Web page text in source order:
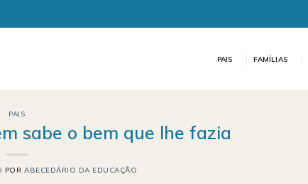
PAIS FAMÍLIAS
PAIS
sabe o bem que lhe fazia
PORABECEDÁRIO DA EDUCAÇÃO